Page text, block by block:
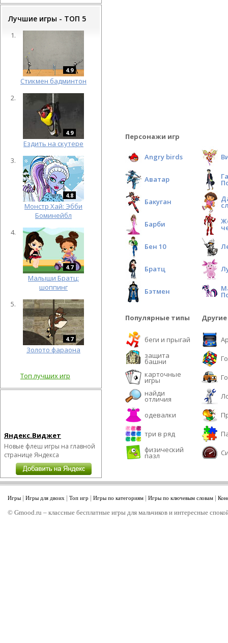
Лучшие игры - ТОП 5
4.9
Cтикмен бадминтон
4.9
Ездить на скутере
4.8
Монстр Хай: Эбби
Боминейбл
4.7
Малыши Братц:
шоппинг
4.7
Золото фараона
Топ лучших игр
Яндекс.Виджет
Новые флеш игры на главной
странице Яндекса
Персонажи игр
Angry birds
Аватар
Бакуган
Барби
Бен 10
Братц
Бэтмен
Популярные типы
беги и прыгай
защита
башни
карточные
игры
найди
отличия
одевалки
три в ряд
физический
пазл
Игры | Игры для двоих | Топ игр | Игры по категориям | Игры по ключевым словам |
© Gmood.ru – классные бесплатные игры для мальчиков и интересные